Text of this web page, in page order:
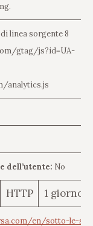
linea sorgente 8
gtag/js?id=UA-
analytics.js
dell’utente: No
HTTP 1 giorno
en/sotto-le-